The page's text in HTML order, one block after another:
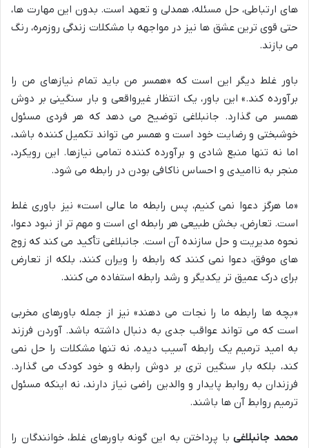
های ارتباطی، حل مسئله، همدلی و تعهد است. بدون این مهارت ها،
حتی قوی ترین عشق ها نیز در مواجهه با مشکلات زندگی روزمره، رنگ
می بازند.
باور غلط دیگر این است که «همسر من باید تمام نیازهای من را
برآورده کند.» این باور، یک انتظار غیرواقعی و بار سنگینی بر دوش
همسر می گذارد. جانبلاغی توضیح می دهد که هر فردی مسئول
خوشبختی و رضایت خود است و همسر می تواند تکمیل کننده باشد،
اما نه تنها منبع شادی و برآورده کننده تمامی نیازها. این رویکرد،
منجر به ناامیدی و احساس ناکافی بودن در رابطه می شود.
«ما هرگز دعوا نمی کنیم، پس رابطه ما عالی است» نیز باوری غلط
است. تعارض، بخش طبیعی هر رابطه ای است و مهم تر از نبود دعوا،
نحوه مدیریت و حل سازنده آن است. جانبلاغی تأکید می کند که زوج
های موفق، دعوا نمی کنند که رابطه را ویران کنند، بلکه از تعارض
برای درک عمیق تر یکدیگر و رشد رابطه استفاده می کنند.
«بچه ها رابطه ما را نجات می دهند» نیز از جمله باورهای مخربی
است که می تواند عواقب جدی به دنبال داشته باشد. آوردن فرزند
به امید ترمیم یک رابطه آسیب دیده، نه تنها مشکلات را حل نمی
کند، بلکه بار سنگین تری بر دوش رابطه و خود کودک می گذارد.
فرزندان به روابط پایدار و والدین راضی نیاز دارند، نه اینکه مسئول
ترمیم روابط آن ها باشند.
محمد جانبلاغیبا پرداختن به این گونه باورهای غلط، خوانندگان را